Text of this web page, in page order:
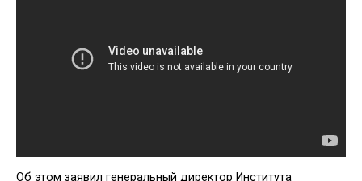
Об этом заявил генеральный директор Института